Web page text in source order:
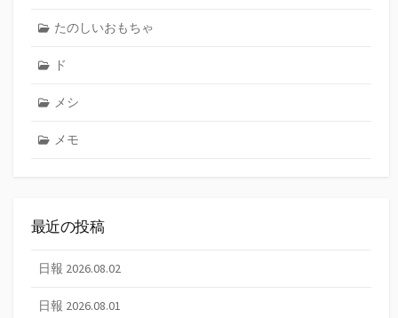
たのしいおもちゃ
ド
メシ
メモ
最近の投稿
日報 2026.08.02
日報 2026.08.01